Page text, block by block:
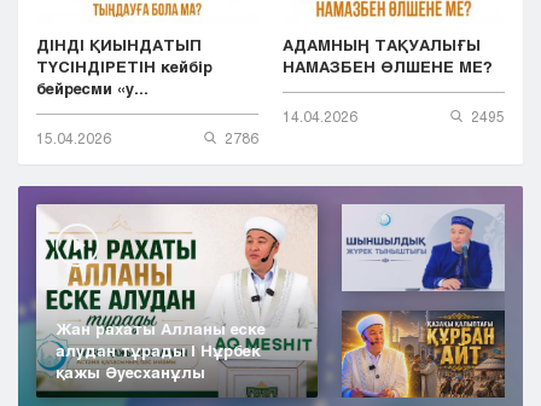
ДІНДІ ҚИЫНДАТЫП
ТҮСІНДІРЕТІН кейбір
бейресми «у...
15.04.2026 2786
АДАМНЫҢ ТАҚУАЛЫҒЫ
НАМАЗБЕН ӨЛШЕНЕ МЕ?
14.04.2026 2495
Жан рахаты Алланы еске
алудан тұрады | Нұрбек
қажы Әуесханұлы